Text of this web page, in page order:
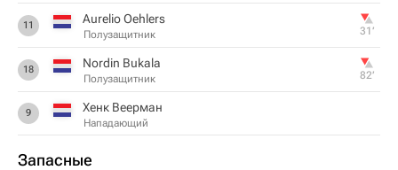
11 Aurelio Oehlers
Полузащитник 31‎’‎
18 Nordin Bukala
Полузащитник 82‎’‎
9 Хенк Веерман
Нападающий
Запасные